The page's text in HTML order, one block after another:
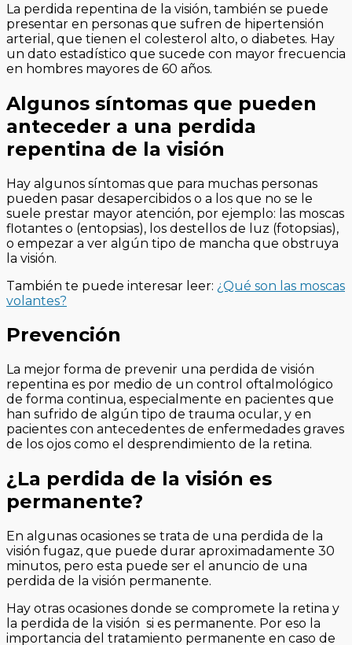
La perdida repentina de la visión, también se puede
presentar en personas que sufren de hipertensión
arterial, que tienen el colesterol alto, o diabetes. Hay
un dato estadístico que sucede con mayor frecuencia
en hombres mayores de 60 años.
Algunos síntomas que pueden
anteceder a una perdida
repentina de la visión
Hay algunos síntomas que para muchas personas
pueden pasar desapercibidos o a los que no se le
suele prestar mayor atención, por ejemplo: las moscas
flotantes o (entopsias), los destellos de luz (fotopsias),
o empezar a ver algún tipo de mancha que obstruya
la visión.
También te puede interesar leer: ¿Qué son las moscas
volantes?
Prevención
La mejor forma de prevenir una perdida de visión
repentina es por medio de un control oftalmológico
de forma continua, especialmente en pacientes que
han sufrido de algún tipo de trauma ocular, y en
pacientes con antecedentes de enfermedades graves
de los ojos como el desprendimiento de la retina.
¿La perdida de la visión es
permanente?
En algunas ocasiones se trata de una perdida de la
visión fugaz, que puede durar aproximadamente 30
minutos, pero esta puede ser el anuncio de una
perdida de la visión permanente.
Hay otras ocasiones donde se compromete la retina y
la perdida de la visión si es permanente. Por eso la
importancia del tratamiento permanente en caso de